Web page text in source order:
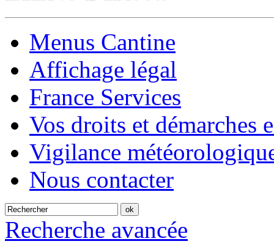
Menus Cantine
Affichage légal
France Services
Vos droits et démarches
Vigilance
Nous contacter
Recherche avancée